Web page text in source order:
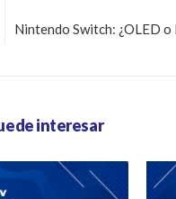
interesar